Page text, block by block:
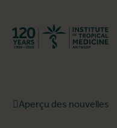
Aperçu des nouvelles